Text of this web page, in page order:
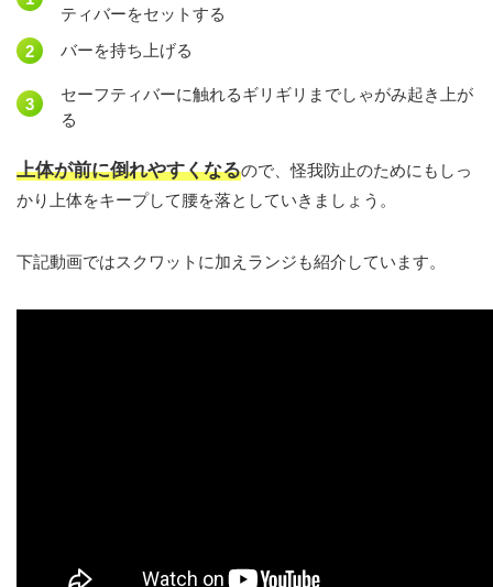
ティバーをセットする
バーを持ち上げる
セーフティバーに触れるギリギリまでしゃがみ起き上が
る
上体が前に倒れやすくなるので、怪我防止のためにもしっ
かり上体をキープして腰を落としていきましょう。
下記動画ではスクワットに加えランジも紹介しています。